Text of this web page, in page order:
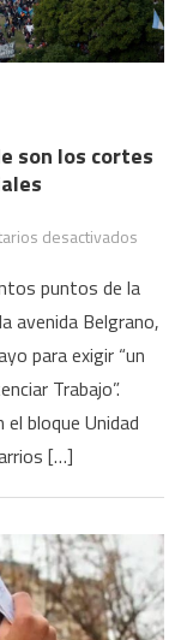
son los cortes
desactivadosen
y
en
puntos de la
avenida Belgrano,
para exigir “un
Trabajo”.
bloque Unidad
[…]